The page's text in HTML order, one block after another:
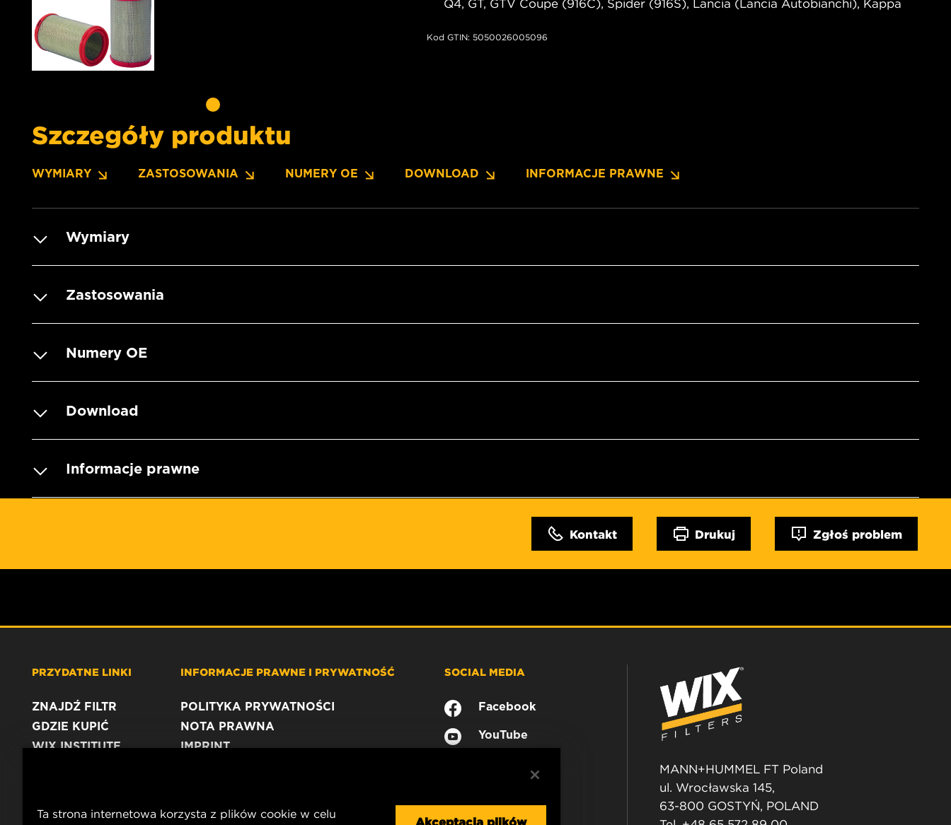
Q4, GT, GTV Coupe (916C), Spider (916S), Lancia (Lancia Autobianchi), Kappa
Kod GTIN: 5050026005096
Szczegóły produktu
WYMIARY ZASTOSOWANIA NUMERY OE DOWNLOAD INFORMACJE PRAWNE
Wymiary
Zastosowania
Numery OE
Download
Informacje prawne
Kontakt Drukuj Zgłoś problem
PRZYDATNE LINKI
ZNAJDŹ FILTR
GDZIE KUPIĆ
WIX INSTITUTE
INFORMACJE PRAWNE I PRYWATNOŚĆ
POLITYKA PRYWATNOŚCI
NOTA PRAWNA
IMPRINT
SOCIAL MEDIA
Facebook
YouTube
MANN+HUMMEL FT Poland
ul. Wrocławska 145,
63-800 GOSTYŃ, POLAND
Ta strona internetowa korzysta z plików cookie w celu
Akceptacja plików